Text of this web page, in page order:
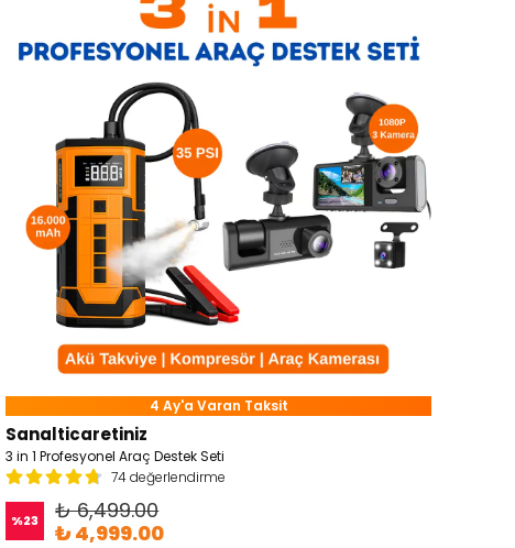
4 Ay'a Varan Taksit
Sanalticaretiniz
3 in 1 Profesyonel Araç Destek Seti
74 değerlendirme
%23
₺ 6,499.00
₺ 4,999.00